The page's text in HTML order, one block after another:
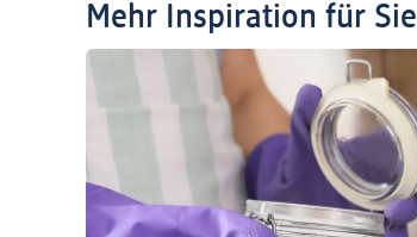
Mehr Inspiration für Sie